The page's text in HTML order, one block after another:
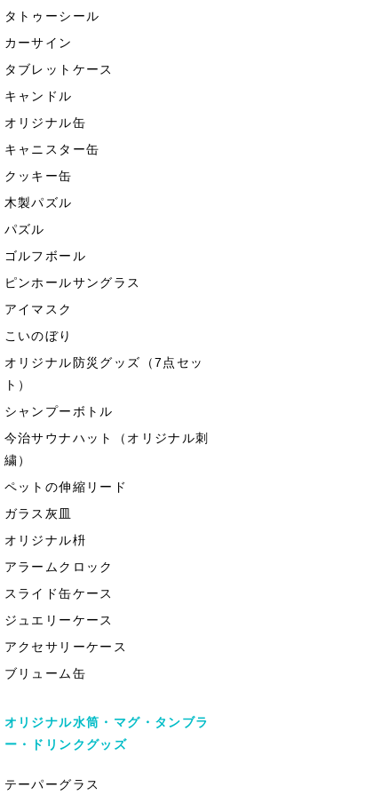
タトゥーシール
カーサイン
タブレットケース
キャンドル
オリジナル缶
キャニスター缶
クッキー缶
木製パズル
パズル
ゴルフボール
ピンホールサングラス
アイマスク
こいのぼり
オリジナル防災グッズ（7点セッ
ト）
シャンプーボトル
今治サウナハット（オリジナル刺
繍）
ペットの伸縮リード
ガラス灰皿
オリジナル枡
アラームクロック
スライド缶ケース
ジュエリーケース
アクセサリーケース
ブリューム缶
オリジナル水筒・マグ・タンブラ
ー・ドリンクグッズ
テーパーグラス